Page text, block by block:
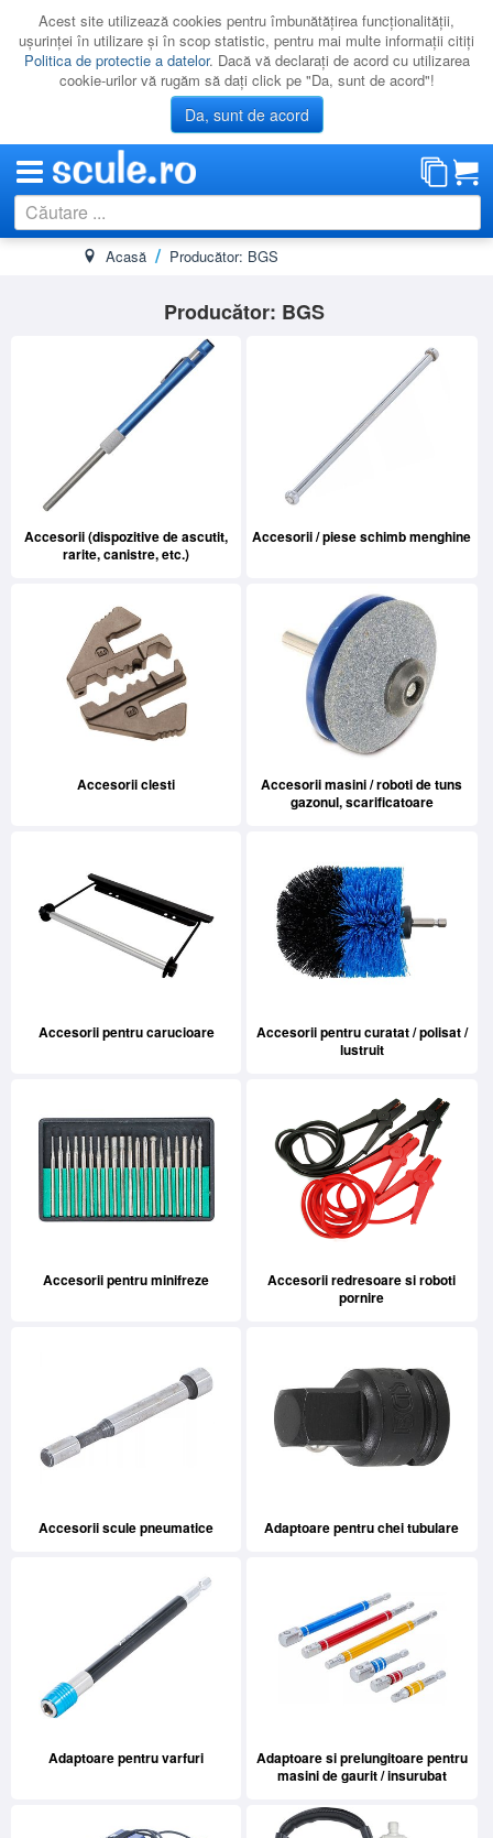
Acest site utilizează cookies pentru îmbunătăţirea funcţionalităţii,
uşurinţei în utilizare şi în scop statistic, pentru mai multe informaţii citiţi
Politica de protectie a datelor. Dacă vă declaraţi de acord cu utilizarea
cookie-urilor vă rugăm să daţi click pe "Da, sunt de acord"!
Da, sunt de acord
CATEGORII
CATALOAGE
PRODUCATORI
SERVICE
INCHIRIERI
AUTENTIFICARE
Acasă Producător: BGS
Producător: BGS
Accesorii (dispozitive de ascutit,
rarite, canistre, etc.)
Accesorii / piese schimb menghine
Accesorii clesti
Accesorii masini / roboti de tuns
gazonul, scarificatoare
Accesorii pentru carucioare
Accesorii pentru curatat / polisat /
lustruit
Accesorii pentru minifreze
Accesorii redresoare si roboti
pornire
Accesorii scule pneumatice Adaptoare pentru chei tubulare
Adaptoare pentru varfuri
Adaptoare si prelungitoare pentru
masini de gaurit / insurubat